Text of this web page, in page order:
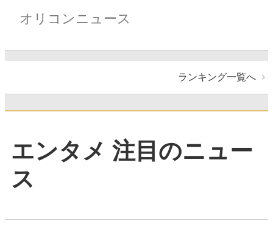
オリコンニュース
ランキング一覧へ
エンタメ 注目のニュー
ス